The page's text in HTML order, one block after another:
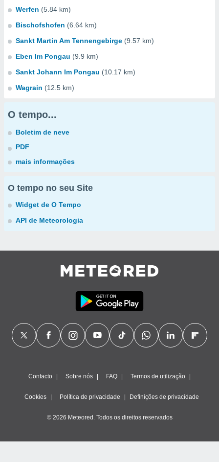
Werfen (5.84 km)
Bischofshofen (6.64 km)
Sankt Martin Am Tennengebirge (9.57 km)
Eben Im Pongau (9.9 km)
Sankt Johann Im Pongau (10.17 km)
Wagrain (12.5 km)
O tempo...
Boletim de neve
PDF
mais informações
O tempo no seu Site
Widget de O Tempo
API de Meteorologia
Contacto Sobre nós FAQ Termos de utilização
Cookies Política de privacidade Definições de privacidade
© 2026 Meteored. Todos os direitos reservados